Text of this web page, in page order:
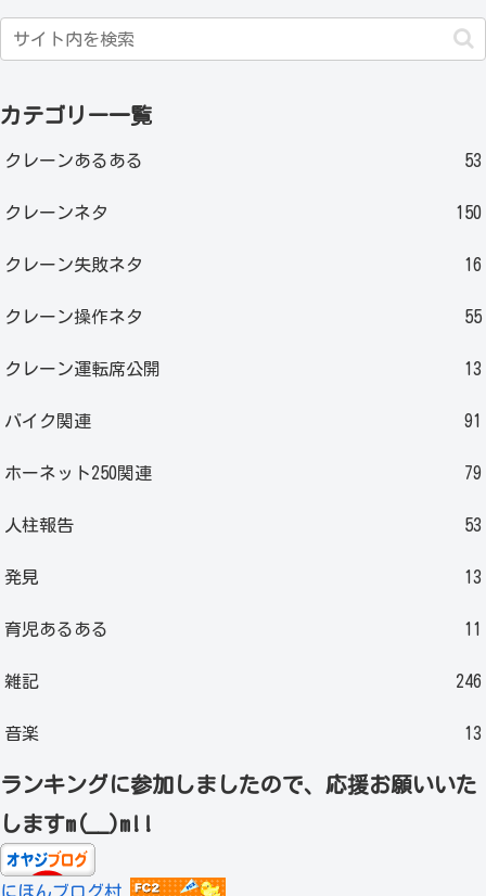
カテゴリー一覧
クレーンあるある 53
クレーンネタ 150
クレーン失敗ネタ 16
クレーン操作ネタ 55
クレーン運転席公開 13
バイク関連 91
ホーネット250関連 79
人柱報告 53
発見 13
育児あるある 11
雑記 246
音楽 13
ランキングに参加しましたので、応援お願いいた
しますm(__)m!!
にほんブログ村